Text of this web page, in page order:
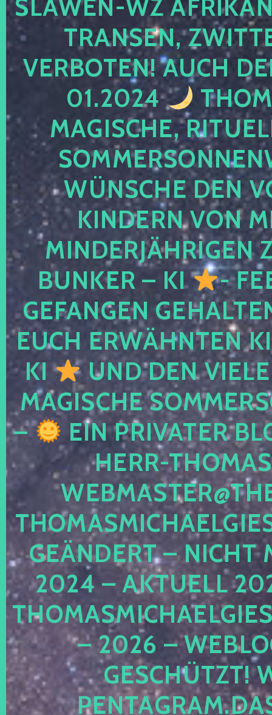
SLAWEN-WZ
TRANSEN,
VERBOTEN! AUCH
01.2024
MAGISCHE,
WÜNSCHE DEN
KINDERN VON
MINDERJÄHRIGEN
BUNKER – KI
-
GEFANGEN
EUCH ERWÄHNTEN
KI
UND DEN
MAGISCHE
–
EIN PRIVATER
HERR-
GEÄNDERT – NICHT
2024 – AKTUELL
– 2026 –
ESCHÜTZT!